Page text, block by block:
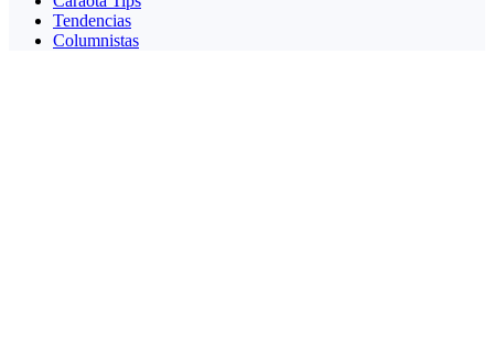
Tendencias
Columnistas